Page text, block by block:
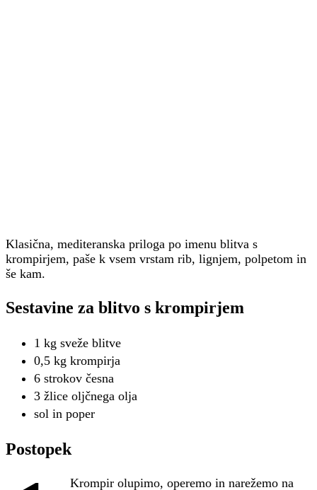
Klasična, mediteranska priloga po imenu blitva s
krompirjem, paše k vsem vrstam rib, lignjem, polpetom in
še kam.
Sestavine za blitvo s krompirjem
1 kg sveže blitve
0,5 kg krompirja
6 strokov česna
3 žlice oljčnega olja
sol in poper
Postopek
Krompir olupimo, operemo in narežemo na